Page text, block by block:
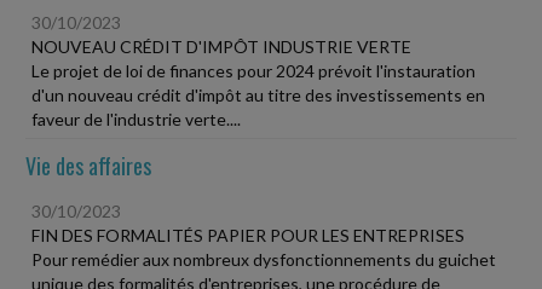
30/10/2023
NOUVEAU CRÉDIT D'IMPÔT INDUSTRIE VERTE
Le projet de loi de finances pour 2024 prévoit l'instauration
d'un nouveau crédit d'impôt au titre des investissements en
faveur de l'industrie verte....
Vie des affaires
30/10/2023
FIN DES FORMALITÉS PAPIER POUR LES ENTREPRISES
Pour remédier aux nombreux dysfonctionnements du guichet
unique des formalités d'entreprises, une procédure de